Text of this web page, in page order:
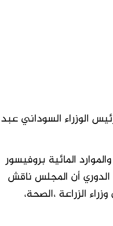
الوزراء السوداني عبد
المائية بروفيسور
أن المجلس ناقش
من وزراء الزراعة ،الصحة،